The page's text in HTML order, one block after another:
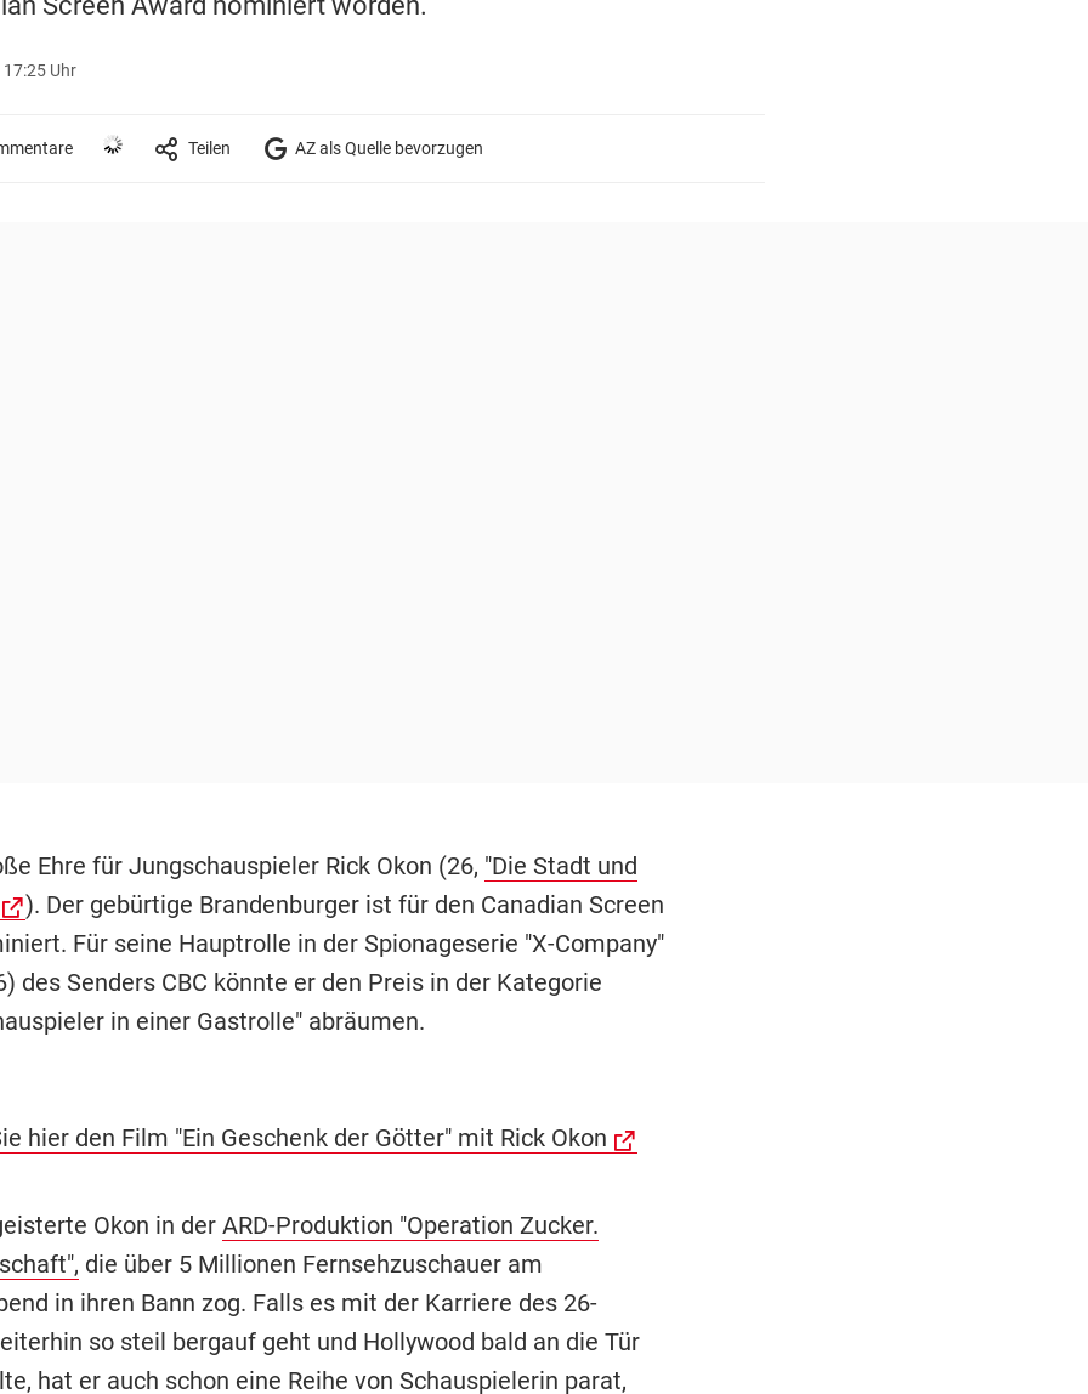
Uhr
Teilen AZ als Quelle bevorzugen
Ehre für Jungschauspieler Rick Okon (26, "Die Stadt und
). Der gebürtige Brandenburger ist für den Canadian Screen
Für seine Hauptrolle in der Spionageserie "X-Company"
des Senders CBC könnte er den Preis in der Kategorie
in einer Gastrolle" abräumen.
hier den Film "Ein Geschenk der Götter" mit Rick Okon
Okon in der ARD-Produktion "Operation Zucker.
die über 5 Millionen Fernsehzuschauer am
in ihren Bann zog. Falls es mit der Karriere des 26-
so steil bergauf geht und Hollywood bald an die Tür
hat er auch schon eine Reihe von Schauspielerin parat,